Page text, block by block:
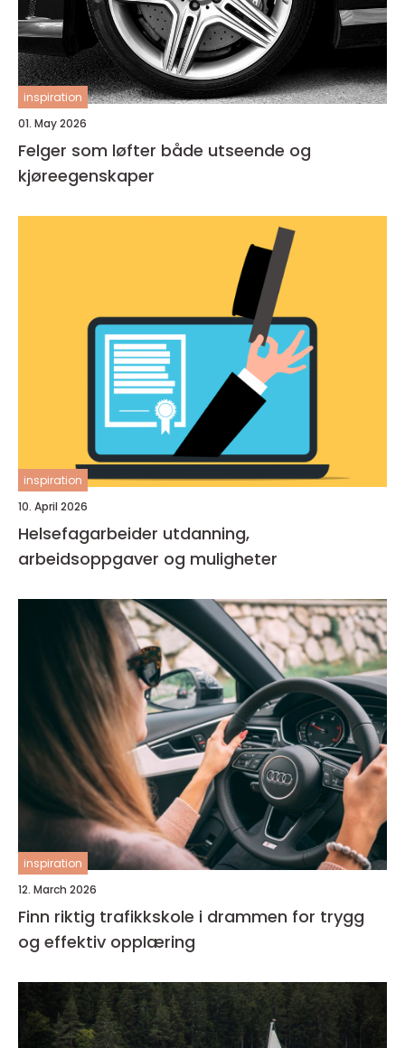
inspiration
01. May 2026
Felger som løfter både utseende og
kjøreegenskaper
inspiration
10. April 2026
Helsefagarbeider utdanning,
arbeidsoppgaver og muligheter
inspiration
12. March 2026
Finn riktig trafikkskole i drammen for trygg
og effektiv opplæring